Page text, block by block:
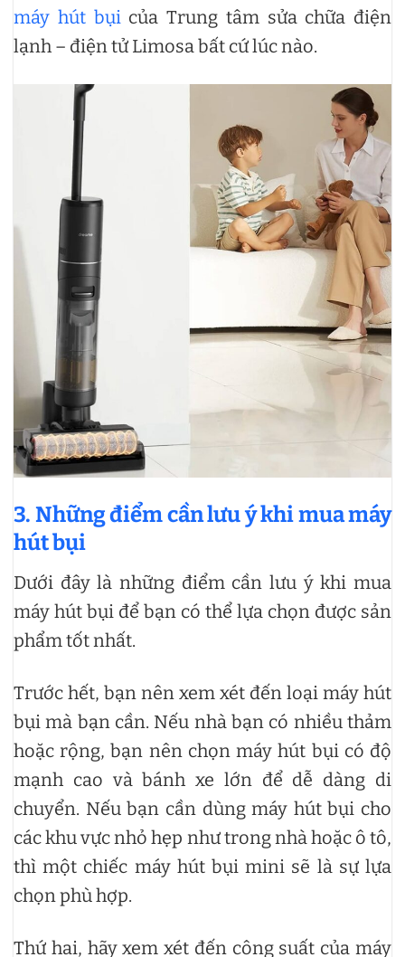
máy hút bụicủa Trung tâm sửa chữa điện
lạnh – điện tử Limosa bất cứ lúc nào.
3. Những điểm cần lưu ý khi mua máy
hút bụi
Dưới đây là những điểm cần lưu ý khi mua
máy hút bụi để bạn có thể lựa chọn được sản
phẩm tốt nhất.
Trước hết, bạn nên xem xét đến loại máy hút
bụi mà bạn cần. Nếu nhà bạn có nhiều thảm
hoặc rộng, bạn nên chọn máy hút bụi có độ
mạnh cao và bánh xe lớn để dễ dàng di
chuyển. Nếu bạn cần dùng máy hút bụi cho
các khu vực nhỏ hẹp như trong nhà hoặc ô tô,
thì một chiếc máy hút bụi mini sẽ là sự lựa
chọn phù hợp.
Thứ hai, hãy xem xét đến công suất của máy